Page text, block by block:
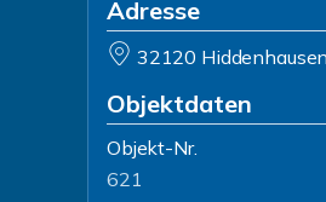
Adresse
32120
Objektdaten
Objekt-Nr.
621